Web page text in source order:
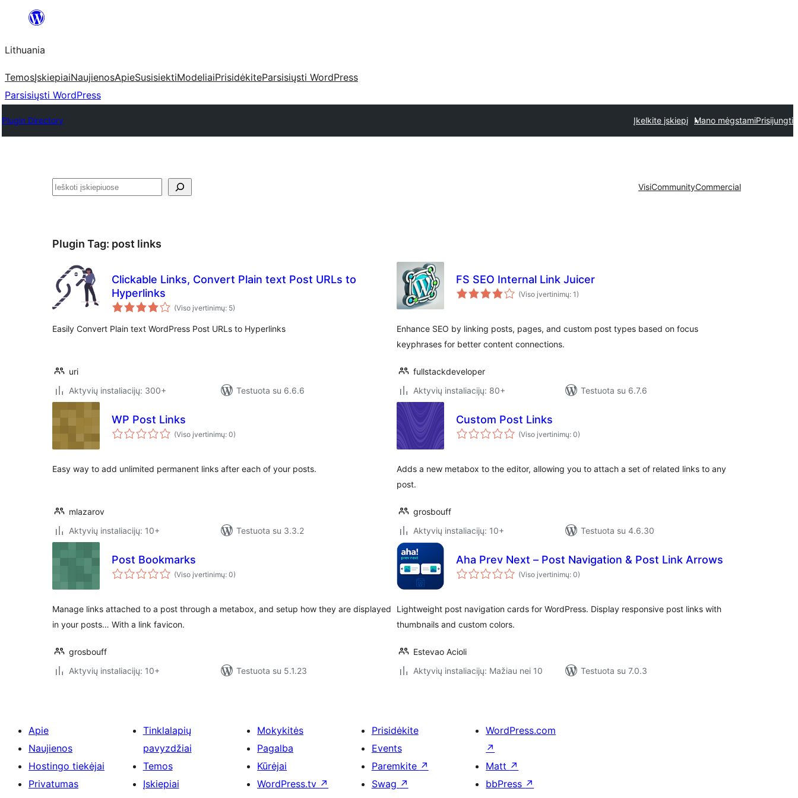
turinio
Lithuania
TemosĮskiepiaiNaujienosApieSusisiektiModeliaiPrisidėkiteParsisiųsti WordPress
Parsisiųsti WordPress
Plugin Directory Įkelkite įskiepį Mano mėgstamiPrisijungti
Paieška VisiCommunityCommercial
Plugin Tag: post links
Clickable Links, Convert Plain text Post URLs to
Hyperlinks
(Viso įvertinimų: 5)
Easily Convert Plain text WordPress Post URLs to Hyperlinks
uri
Aktyvių instaliacijų: 300+
Testuota su 6.6.6
FS SEO Internal Link Juicer
(Viso įvertinimų: 1)
Enhance SEO by linking posts, pages, and custom post types based on focus
keyphrases for better content connections.
fullstackdeveloper
Aktyvių instaliacijų: 80+
Testuota su 6.7.6
WP Post Links
(Viso įvertinimų: 0)
Easy way to add unlimited permanent links after each of your posts.
mlazarov
Aktyvių instaliacijų: 10+
Testuota su 3.3.2
Custom Post Links
(Viso įvertinimų: 0)
Adds a new metabox to the editor, allowing you to attach a set of related links to any
post.
grosbouff
Aktyvių instaliacijų: 10+
Testuota su 4.6.30
Post Bookmarks
(Viso įvertinimų: 0)
Manage links attached to a post through a metabox, and setup how they are displayed
in your posts… With a link favicon.
grosbouff
Aktyvių instaliacijų: 10+
Testuota su 5.1.23
Aha Prev Next – Post Navigation & Post Link Arrows
(Viso įvertinimų: 0)
Lightweight post navigation cards for WordPress. Display responsive post links with
thumbnails and custom colors.
Estevao Acioli
Aktyvių instaliacijų: Mažiau nei 10
Testuota su 7.0.3
Apie
Naujienos
Hostingo tiekėjai
Privatumas
Tinklalapių
pavyzdžiai
Temos
Įskiepiai
Mokykitės
Pagalba
Kūrėjai
WordPress.tv ↗
Prisidėkite
Events
Paremkite ↗
Swag ↗
WordPress.com
↗
Matt ↗
bbPress ↗